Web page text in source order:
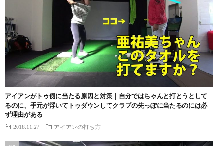
アイアンがトゥ側に当たる原因と対策｜自分ではちゃんと打とうとして
るのに、手元が浮いてトゥダウンしてクラブの先っぽに当たるのには必
ず理由がある
2018.11.27 アイアンの打ち方